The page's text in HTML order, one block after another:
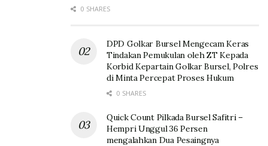
0 SHARES
DPD Golkar Bursel Mengecam Keras
Tindakan Pemukulan oleh ZT Kepada
Korbid Kepartain Golkar Bursel, Polres
di Minta Percepat Proses Hukum
0 SHARES
Quick Count Pilkada Bursel Safitri –
Hempri Unggul 36 Persen
mengalahkan Dua Pesaingnya